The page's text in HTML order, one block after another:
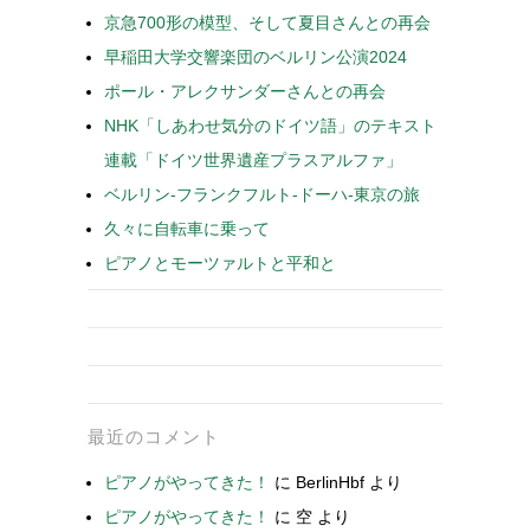
京急700形の模型、そして夏目さんとの再会
早稲田大学交響楽団のベルリン公演2024
ポール・アレクサンダーさんとの再会
NHK「しあわせ気分のドイツ語」のテキスト
連載「ドイツ世界遺産プラスアルファ」
ベルリン-フランクフルト-ドーハ-東京の旅
久々に自転車に乗って
ピアノとモーツァルトと平和と
最近のコメント
ピアノがやってきた！ に BerlinHbf より
ピアノがやってきた！
に 空 より